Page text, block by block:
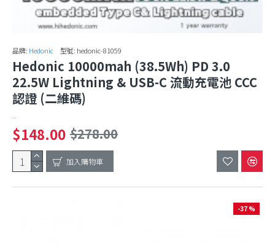
品牌: Hedonic 型號: hedonic-81059
Hedonic 10000mah (38.5Wh) PD 3.0
22.5W Lightning & USB-C 流動充電池 CCC
認證 (二維碼)
..
$148.00 $278.00
加入購物車
-37 %